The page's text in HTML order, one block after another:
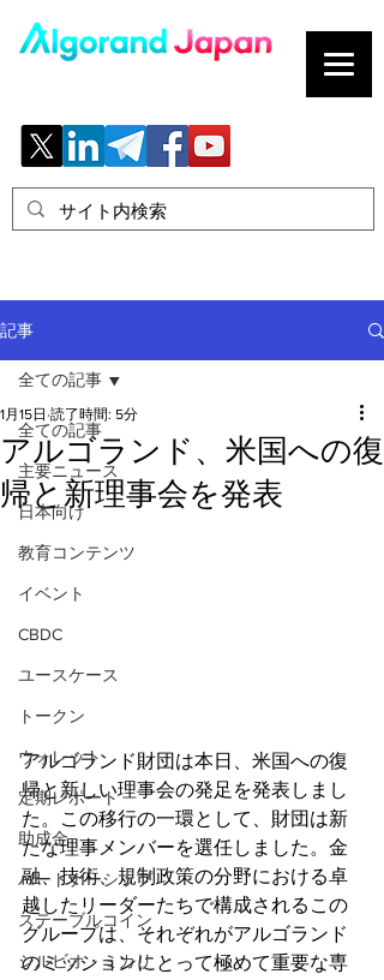
記事
全ての記事
主要ニュース
日本向け
教育コンテンツ
イベント
CBDC
ユースケース
トークン
ウォレット
定期レポート
助成金
パートナーシップ
ステーブルコイン
シルビオ・ミカリ
全ての記事
アルゴランド、米国への復
帰と新理事会を発表
1月15日 読了時間: 5分
アルゴランド財団は本日、米国への復
帰と新しい理事会の発足を発表しまし
た。この移行の一環として、財団は新
たな理事メンバーを選任しました。金
融、技術、規制政策の分野における卓
越したリーダーたちで構成されるこの
グループは、それぞれがアルゴランド
のミッションにとって極めて重要な専